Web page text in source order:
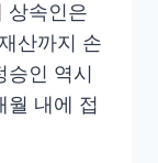
상속인은
산까지 손
인 역시
월 내에 접